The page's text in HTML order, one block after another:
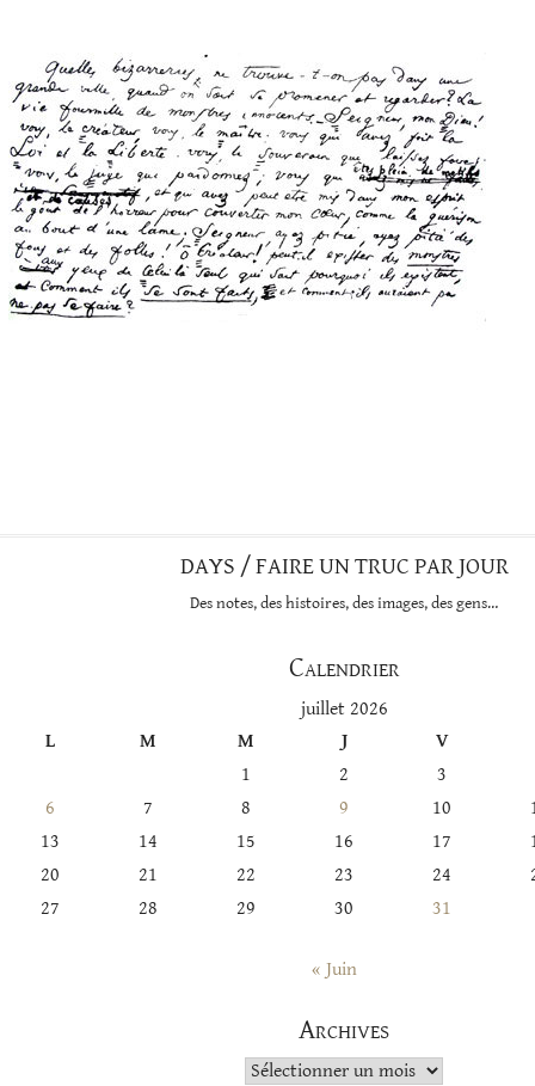
DAYS / FAIRE UN TRUC PAR JOUR
Des notes, des histoires, des images, des gens…
Calendrier
juillet 2026
L
M M J
V
1
2
3
6
7 8 9 10
13
14 15 16 17
20
21 22 23 24
27
28 29 30 31
« Juin
Archives
Archives